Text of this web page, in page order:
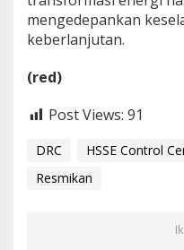
mengedepankan
keberlanjutan.
(red)
Post Views: 91
DRC HSSE Control
Resmikan